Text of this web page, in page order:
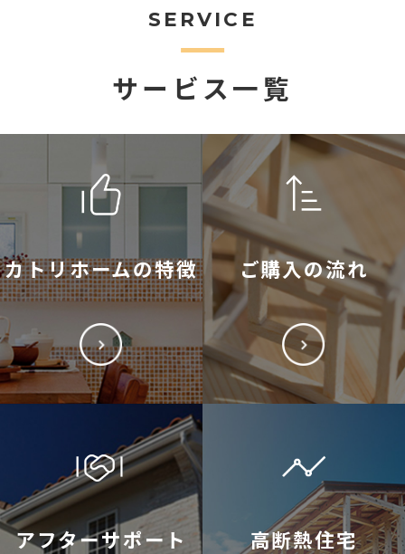
SERVICE
サービス一覧
カトリホームの特徴 ご購入の流れ
アフターサポート 高断熱住宅